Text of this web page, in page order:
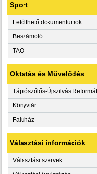
Sport
Letölthető dokumentumok
Beszámoló
TAO
Oktatás és Művelődés
Tápiószőlős-Újszilvás
Könyvtár
Faluház
Választási információk
Választási szervek